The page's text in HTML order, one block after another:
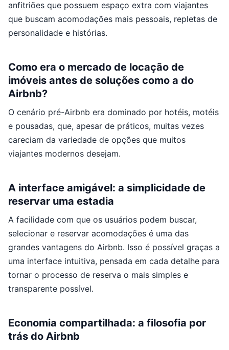
anfitriões que possuem espaço extra com viajantes
que buscam acomodações mais pessoais, repletas de
personalidade e histórias.
Como era o mercado de locação de
imóveis antes de soluções como a do
Airbnb?
O cenário pré-Airbnb era dominado por hotéis, motéis
e pousadas, que, apesar de práticos, muitas vezes
careciam da variedade de opções que muitos
viajantes modernos desejam.
A interface amigável: a simplicidade de
reservar uma estadia
A facilidade com que os usuários podem buscar,
selecionar e reservar acomodações é uma das
grandes vantagens do Airbnb. Isso é possível graças a
uma interface intuitiva, pensada em cada detalhe para
tornar o processo de reserva o mais simples e
transparente possível.
Economia compartilhada: a filosofia por
trás do Airbnb